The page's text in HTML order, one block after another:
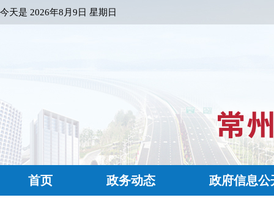
今天是 2026年8月9日 星期日
首页 政务动态 政府信息公